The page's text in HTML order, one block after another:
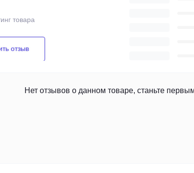
товара
отзыв
Нет отзывов о данном товаре, станьте